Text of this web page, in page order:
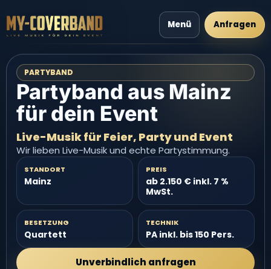
Menü Anfragen
PARTYBAND
Partyband aus Mainz
für dein Event
Live-Musik für Feier, Party und Event
Wir lieben Live-Musik und echte Partystimmung.
STANDORT
Mainz
PREIS
ab 2.150 € inkl. 7 %
MwSt.
BESETZUNG
Quartett
TECHNIK
PA inkl. bis 150 Pers.
Unverbindlich anfragen